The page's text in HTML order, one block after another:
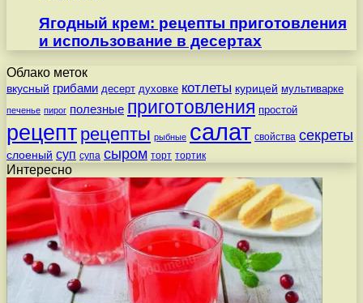
Ягодный крем: рецепты приготовления
и использование в десертах
Облако меток
вкусный грибами десерт духовке котлеты курицей мультиварке
печенье пирог полезные приготовления простой
рецепт рецепты рыбные салат свойства секреты
слоеный суп супа сыром торт тортик
Интересно